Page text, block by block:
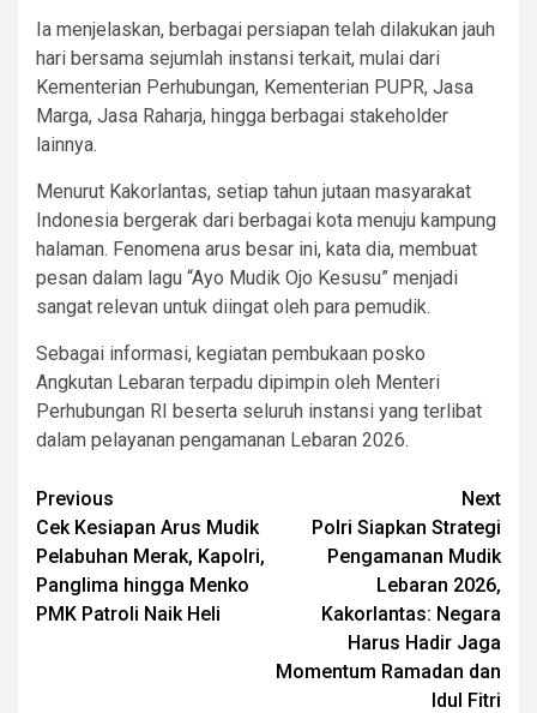
Ia menjelaskan, berbagai persiapan telah dilakukan jauh
hari bersama sejumlah instansi terkait, mulai dari
Kementerian Perhubungan, Kementerian PUPR, Jasa
Marga, Jasa Raharja, hingga berbagai stakeholder
lainnya.
Menurut Kakorlantas, setiap tahun jutaan masyarakat
Indonesia bergerak dari berbagai kota menuju kampung
halaman. Fenomena arus besar ini, kata dia, membuat
pesan dalam lagu “Ayo Mudik Ojo Kesusu” menjadi
sangat relevan untuk diingat oleh para pemudik.
Sebagai informasi, kegiatan pembukaan posko
Angkutan Lebaran terpadu dipimpin oleh Menteri
Perhubungan RI beserta seluruh instansi yang terlibat
dalam pelayanan pengamanan Lebaran 2026.
Post
navigation
Previous
Cek Kesiapan Arus Mudik
Pelabuhan Merak, Kapolri,
Panglima hingga Menko
PMK Patroli Naik Heli
Next
Polri Siapkan Strategi
Pengamanan Mudik
Lebaran 2026,
Kakorlantas: Negara
Harus Hadir Jaga
Momentum Ramadan dan
Idul Fitri